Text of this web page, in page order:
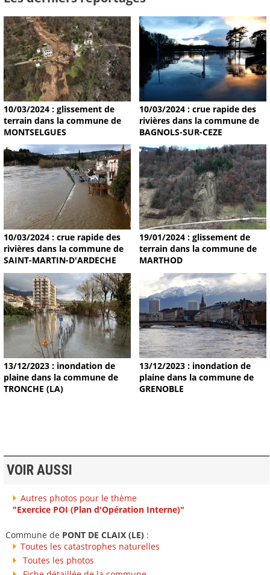
10/03/2024 : glissement de
terrain dans la commune de
MONTSELGUES
10/03/2024 : crue rapide des
rivières dans la commune de
BAGNOLS-SUR-CEZE
10/03/2024 : crue rapide des
rivières dans la commune de
SAINT-MARTIN-D'ARDECHE
19/01/2024 : glissement de
terrain dans la commune de
MARTHOD
13/12/2023 : inondation de
plaine dans la commune de
TRONCHE (LA)
13/12/2023 : inondation de
plaine dans la commune de
GRENOBLE
VOIR AUSSI
Autres photos pour le thème
"Exercice POI (Plan d'Opération Interne)"
Commune de PONT DE CLAIX (LE):
Toutes les catastrophes naturelles
Toutes les photos